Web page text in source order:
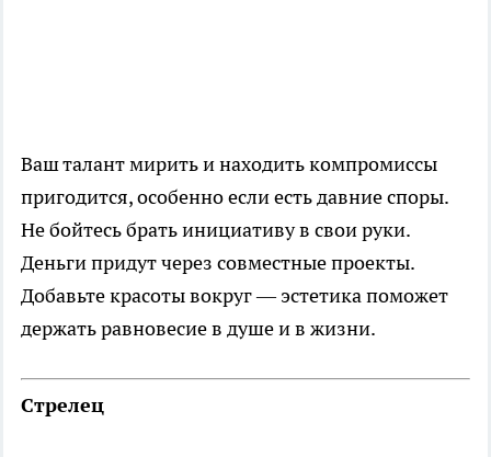
Ваш талант мирить и находить компромиссы
пригодится, особенно если есть давние споры.
Не бойтесь брать инициативу в свои руки.
Деньги придут через совместные проекты.
Добавьте красоты вокруг — эстетика поможет
держать равновесие в душе и в жизни.
Стрелец